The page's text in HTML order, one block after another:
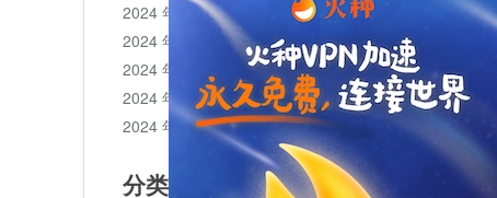
2024 年 9 月
2024 年 8 月
2024 年 7 月
2024 年 6 月
2024 年 5 月
分类目录